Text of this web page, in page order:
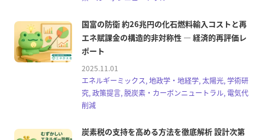
国富の防衛 約26兆円の化石燃料輸入コストと再
エネ賦課金の構造的非対称性 — 経済的再評価レ
ポート
2025.11.01
エネルギーミックス, 地政学・地経学, 太陽光, 学術研
究, 政策提言, 脱炭素・カーボンニュートラル, 電気代
削減
炭素税の支持を高める方法を徹底解析 設計次第